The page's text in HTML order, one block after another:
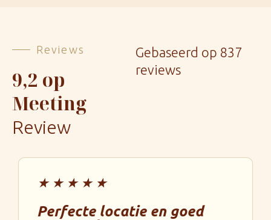
Reviews
9,2 op
Meeting
Review
Gebaseerd op 837
reviews
★★★★★
Perfecte locatie en goed